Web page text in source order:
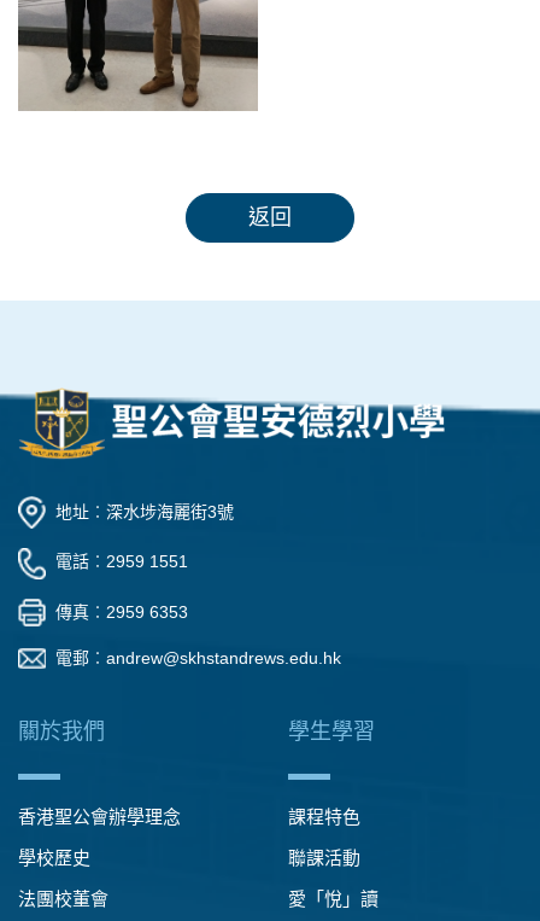
返回
地址︰深水埗海麗街3號
電話︰2959 1551
傳真︰2959 6353
電郵︰ andrew@skhstandrews.edu.hk
關於我們
香港聖公會辦學理念
學校歷史
法團校董會
學生學習
課程特色
聯課活動
愛「悅」讀